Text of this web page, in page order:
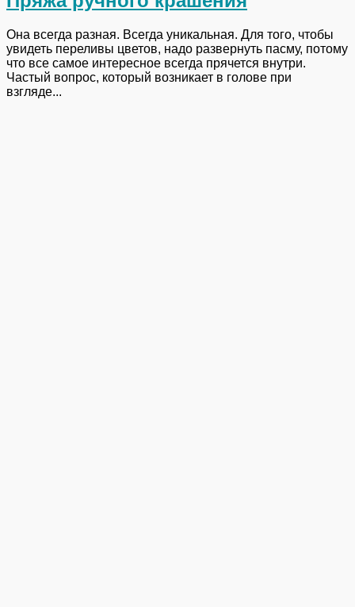
Она всегда разная. Всегда уникальная. Для того, чтобы
увидеть переливы цветов, надо развернуть пасму, потому
что все самое интересное всегда прячется внутри.
Частый вопрос, который возникает в голове при
взгляде...